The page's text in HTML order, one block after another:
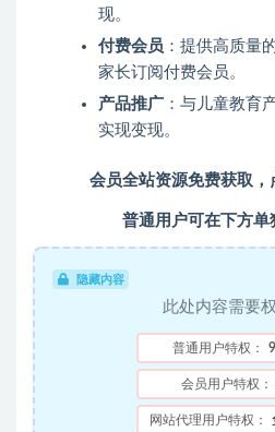
现。
付费会员 ：提供高质量
家长订阅付费会员。
产品推广 ：与儿童教育
实现变现。
会员全站资源免费获取，
普通用户可在下方单
隐藏内容
此处内容需要
普通用户特权：
会员用户特权：
网站代理用户特权：